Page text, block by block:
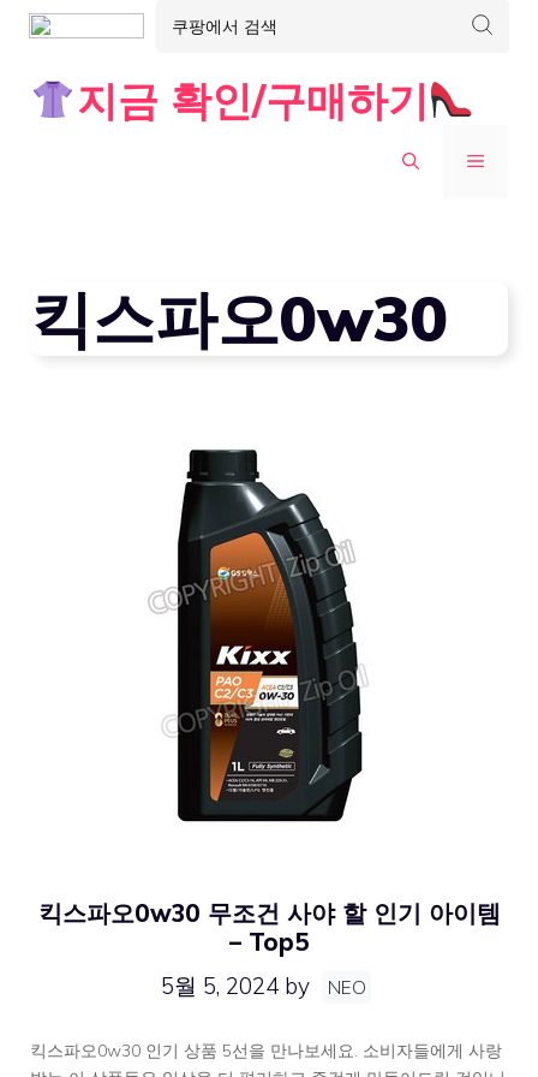
지금 확인/구매하기
MENU
킥스파오0w30
킥스파오0w30 무조건 사야 할 인기 아이템
– Top5
5월 5, 2024 by NEO
킥스파오0w30 인기 상품 5선을 만나보세요. 소비자들에게 사랑